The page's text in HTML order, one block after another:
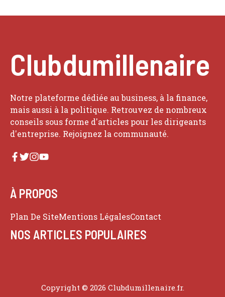
Clubdumillenaire
Notre plateforme dédiée au business, à la finance,
mais aussi à la politique. Retrouvez de nombreux
conseils sous forme d'articles pour les dirigeants
d'entreprise. Rejoignez la communauté.
À PROPOS
Plan De SiteMentions LégalesContact
NOS ARTICLES POPULAIRES
Copyright © 2026 Clubdumillenaire.fr.